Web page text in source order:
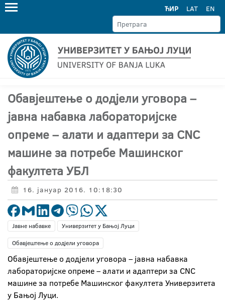
ЋИР LAT EN
Обавјештење о додјели уговора –
јавна набавка лабораторијске
опреме – алати и адаптери за CNC
машине за потребе Машинског
факултета УБЛ
16. јануар 2016. 10:18:30
Јавне набавке
Универзитет у Бањој Луци
Обавјештење о додјели уговора
Обавјештење о додјели уговора – јавна набавка
лабораторијске опреме – алати и адаптери за CNC
машине за потребе Машинског факултета Универзитета
у Бањој Луци.